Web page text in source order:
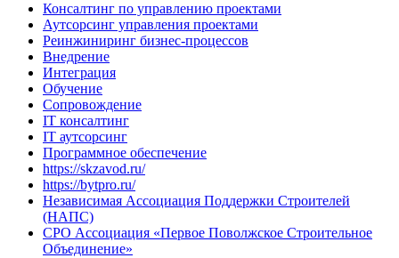
Консалтинг по управлению проектами
Аутсорсинг управления проектами
Реинжиниринг бизнес-процессов
Внедрение
Интеграция
Обучение
Сопровождение
IT консалтинг
IT аутсорсинг
Программное обеспечение
https://skzavod.ru/
https://bytpro.ru/
Независимая Ассоциация Поддержки Строителей
(НАПС)
СРО Ассоциация «Первое Поволжское Строительное
Объединение»